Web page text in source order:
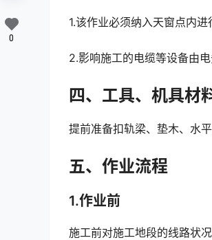
1.该作业必须纳入天窗点内进
2.影响施工的电缆等设备由
四、工具、机具材
提前准备扣轨梁、垫木、水
五、作业流程
1.作业前
施工前对施工地段的线路状
0